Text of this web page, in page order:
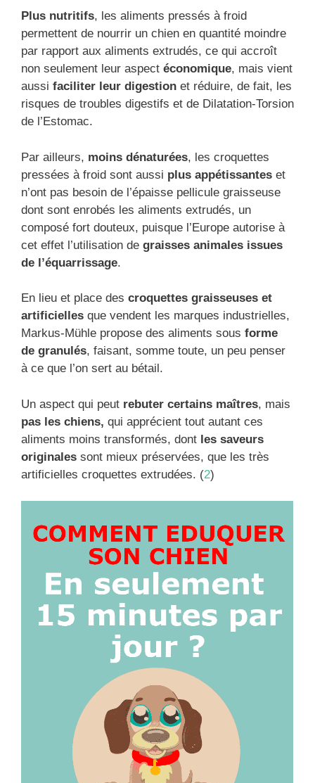
Plus nutritifs, les aliments pressés à froid
permettent de nourrir un chien en quantité moindre
par rapport aux aliments extrudés, ce qui accroît
non seulement leur aspect économique, mais vient
aussi faciliter leur digestion et réduire, de fait, les
risques de troubles digestifs et de Dilatation-Torsion
de l’Estomac.
Par ailleurs, moins dénaturées, les croquettes
pressées à froid sont aussi plus appétissantes et
n’ont pas besoin de l’épaisse pellicule graisseuse
dont sont enrobés les aliments extrudés, un
composé fort douteux, puisque l’Europe autorise à
cet effet l’utilisation de graisses animales issues
de l’équarrissage.
En lieu et place des croquettes graisseuses et
artificielles que vendent les marques industrielles,
Markus-Mühle propose des aliments sous forme
de granulés, faisant, somme toute, un peu penser
à ce que l’on sert au bétail.
Un aspect qui peut rebuter certains maîtres, mais
pas les chiens, qui apprécient tout autant ces
aliments moins transformés, dont les saveurs
originales sont mieux préservées, que les très
artificielles croquettes extrudées. (2)